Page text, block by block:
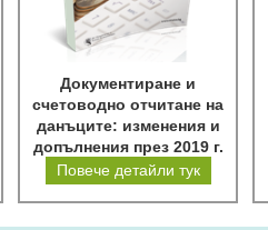
Документиране и
счетоводно отчитане на
данъците: изменения и
допълнения през 2019 г.
Повече детайли тук